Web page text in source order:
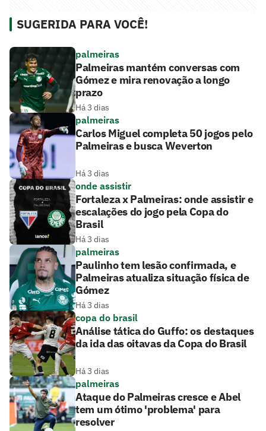
SUGERIDA PARA VOCÊ!
palmeiras
Palmeiras mantém conversas com
Gómez e mira renovação a longo
prazo
Há 3 dias
palmeiras
Carlos Miguel completa 50 jogos pelo
Palmeiras e busca Weverton
Há 3 dias
onde assistir
Fortaleza x Palmeiras: onde assistir e
escalações do jogo pela Copa do
Brasil
Há 3 dias
palmeiras
Paulinho tem lesão confirmada, e
Palmeiras atualiza situação física de
Gómez
Há 3 dias
copa do brasil
Análise tática do Guffo: os destaques
da ida das oitavas da Copa do Brasil
Há 3 dias
palmeiras
Ataque do Palmeiras cresce e Abel
tem um ótimo 'problema' para
resolver